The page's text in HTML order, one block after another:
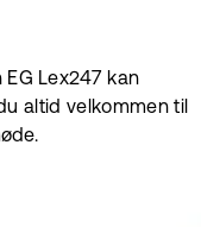
Lex247 kan
altid velkommen til